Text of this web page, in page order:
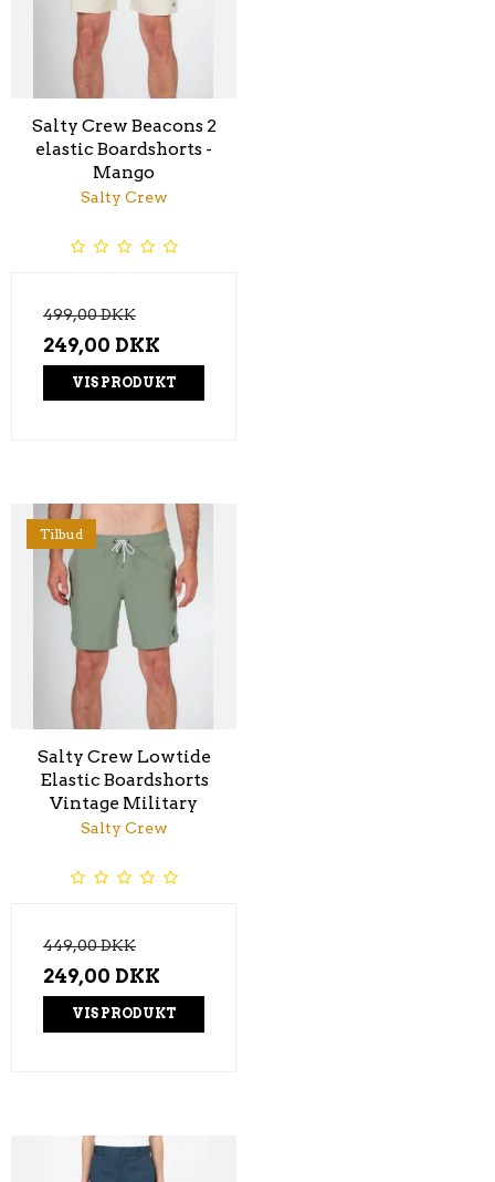
Salty Crew Beacons 2
elastic Boardshorts -
Mango
Salty Crew
499,00 DKK
249,00 DKK
VIS PRODUKT
Tilbud
Salty Crew Lowtide
Elastic Boardshorts
Vintage Military
Salty Crew
449,00 DKK
249,00 DKK
VIS PRODUKT